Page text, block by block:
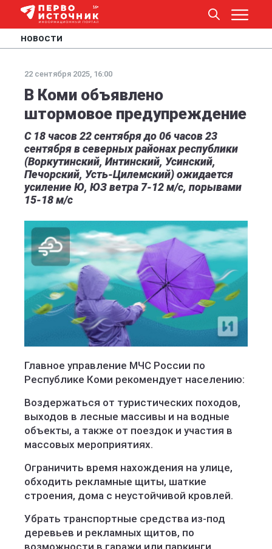
НОВОСТИ
22 сентября 2025, 16:00
В Коми объявлено
штормовое предупреждение
С 18 часов 22 сентября до 06 часов 23
сентября в северных районах республики
(Воркутинский, Интинский, Усинский,
Печорский, Усть-Цилемский) ожидается
усиление Ю, ЮЗ ветра 7-12 м/с, порывами
15-18 м/с
Главное управление МЧС России по
Республике Коми рекомендует населению:
Воздержаться от туристических походов,
выходов в лесные массивы и на водные
объекты, а также от поездок и участия в
массовых мероприятиях.
Ограничить время нахождения на улице,
обходить рекламные щиты, шаткие
строения, дома с неустойчивой кровлей.
Убрать транспортные средства из-под
деревьев и рекламных щитов, по
возможности в гаражи или паркинги.